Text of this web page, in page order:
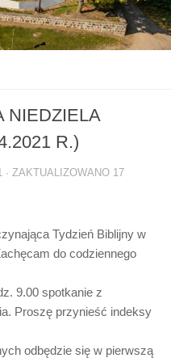
NIEDZIELA
R.)
· ZAKTUALIZOWANO 17
Tydzień Biblijny w
do codziennego
9.00 spotkanie z
Proszę przynieść indeksy
odbędzie się w pierwszą